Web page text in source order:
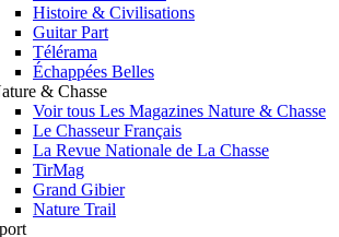
Histoire & Civilisations
Guitar Part
Télérama
Échappées Belles
& Chasse
Voir tous Les Magazines Nature & Chasse
Le Chasseur Français
La Revue Nationale de La Chasse
TirMag
Grand Gibier
Nature Trail